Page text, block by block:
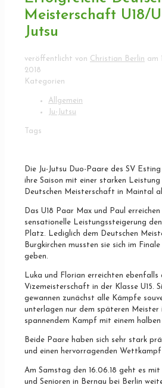
Meisterschaft U18/
Jutsu
veröffentlicht von Christian Berlin am
2018
Kategorien
Allgemein
Ju-Jutsu
Tags
Die Ju-Jutsu Duo-Paare des SV
ihre Saison mit einer starken
Deutschen Meisterschaft in Maintal
Das U18 Paar Max und Paul
sensationelle Leistungssteigerung
Platz. Lediglich dem Deutschen
Burgkirchen mussten sie sich im
geben.
Luka und Florian erreichten ebenfalls
Vizemeisterschaft in der Klasse U15.
gewannen zunächst alle Kämpfe
unterlagen nur dem späteren Meister
spannendem Kampf mit einem halben
Beide Paare haben sich sehr stark
und einen hervorragenden
Am Samstag den 16.06.18 geht es mit
und Senioren in Bernau bei Berlin